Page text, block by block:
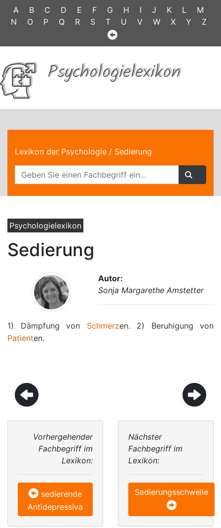
A B C D E F G H I J K L
M
N
O P Q R S T U V W X Y Z
Psychologielexikon
Lexikon der Psychologie / Sedierung
Psychologielexikon
Sedierung
Autor:
Sonja Margarethe Amstetter
1) Dämpfung von Schmerzen. 2) Beruhigung von
Patienten.
Vorhergehender
Fachbegriff im
Lexikon:
sedierende
Antidepressiva
Nächster
Fachbegriff im
Lexikon:
Sedierungsschwelle